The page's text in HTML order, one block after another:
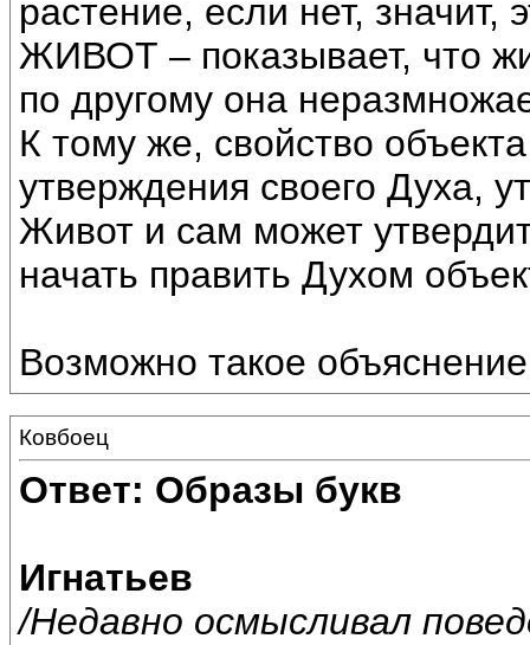
растение, если нет, значит,
ЖИВОТ – показывает, что
по другому она
К тому же, свойство
утверждения своего Духа,
Живот и сам может
начать править Духом
Возможно такое
Ковбоец
Ответ: Образы букв
Игнатьев
/Недавно осмысливал